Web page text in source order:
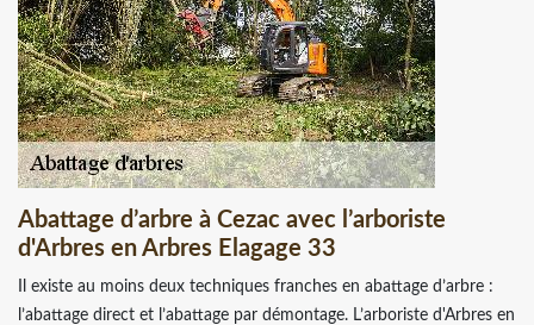
Abattage d’arbre à Cezac avec l’arboriste
d'Arbres en Arbres Elagage 33
Il existe au moins deux techniques franches en abattage d’arbre :
l’abattage direct et l’abattage par démontage. L’arboriste d'Arbres en